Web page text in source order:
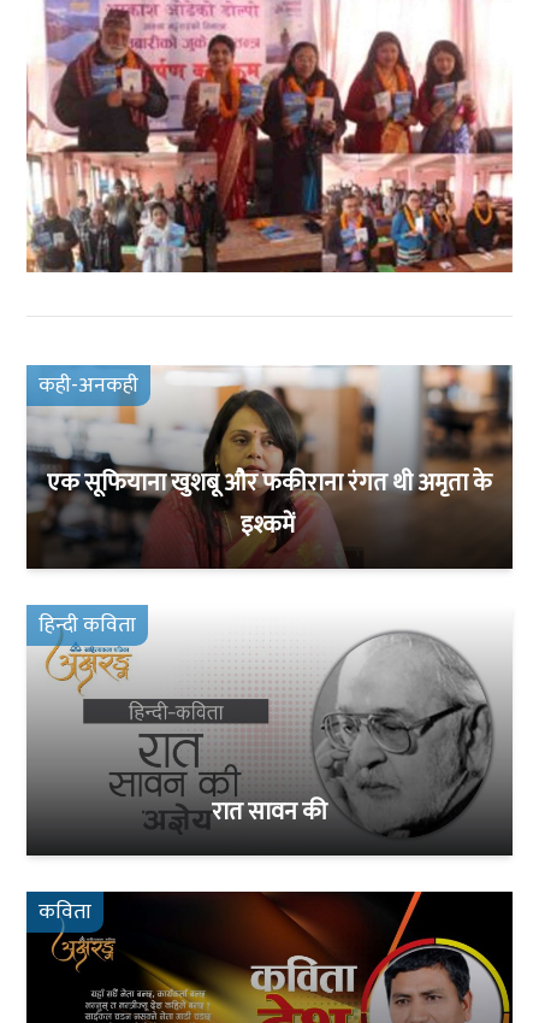
कही-अनकही
एक सूफियाना खुशबू और फकीराना रंगत थी अमृता के
इश्कमें
हिन्दी कविता
रात सावन की
कविता